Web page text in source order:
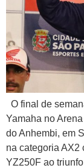
O final de
Yamaha no
do Anhembi, em
na categoria AX2
YZ250F ao